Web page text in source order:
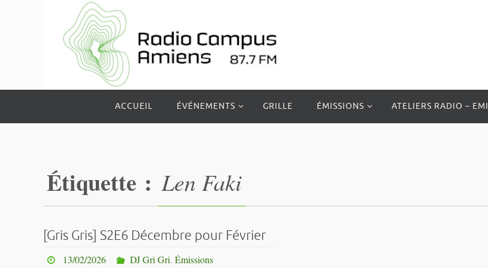
le
ACCUEIL ÉVÉNEMENTS GRILLE ÉMISSIONS ATELIERS RADIO – EMI
Étiquette : Len Faki
[Gris Gris] S2E6 Décembre pour Février
13/02/2026 DJ Gri Gri, Émissions